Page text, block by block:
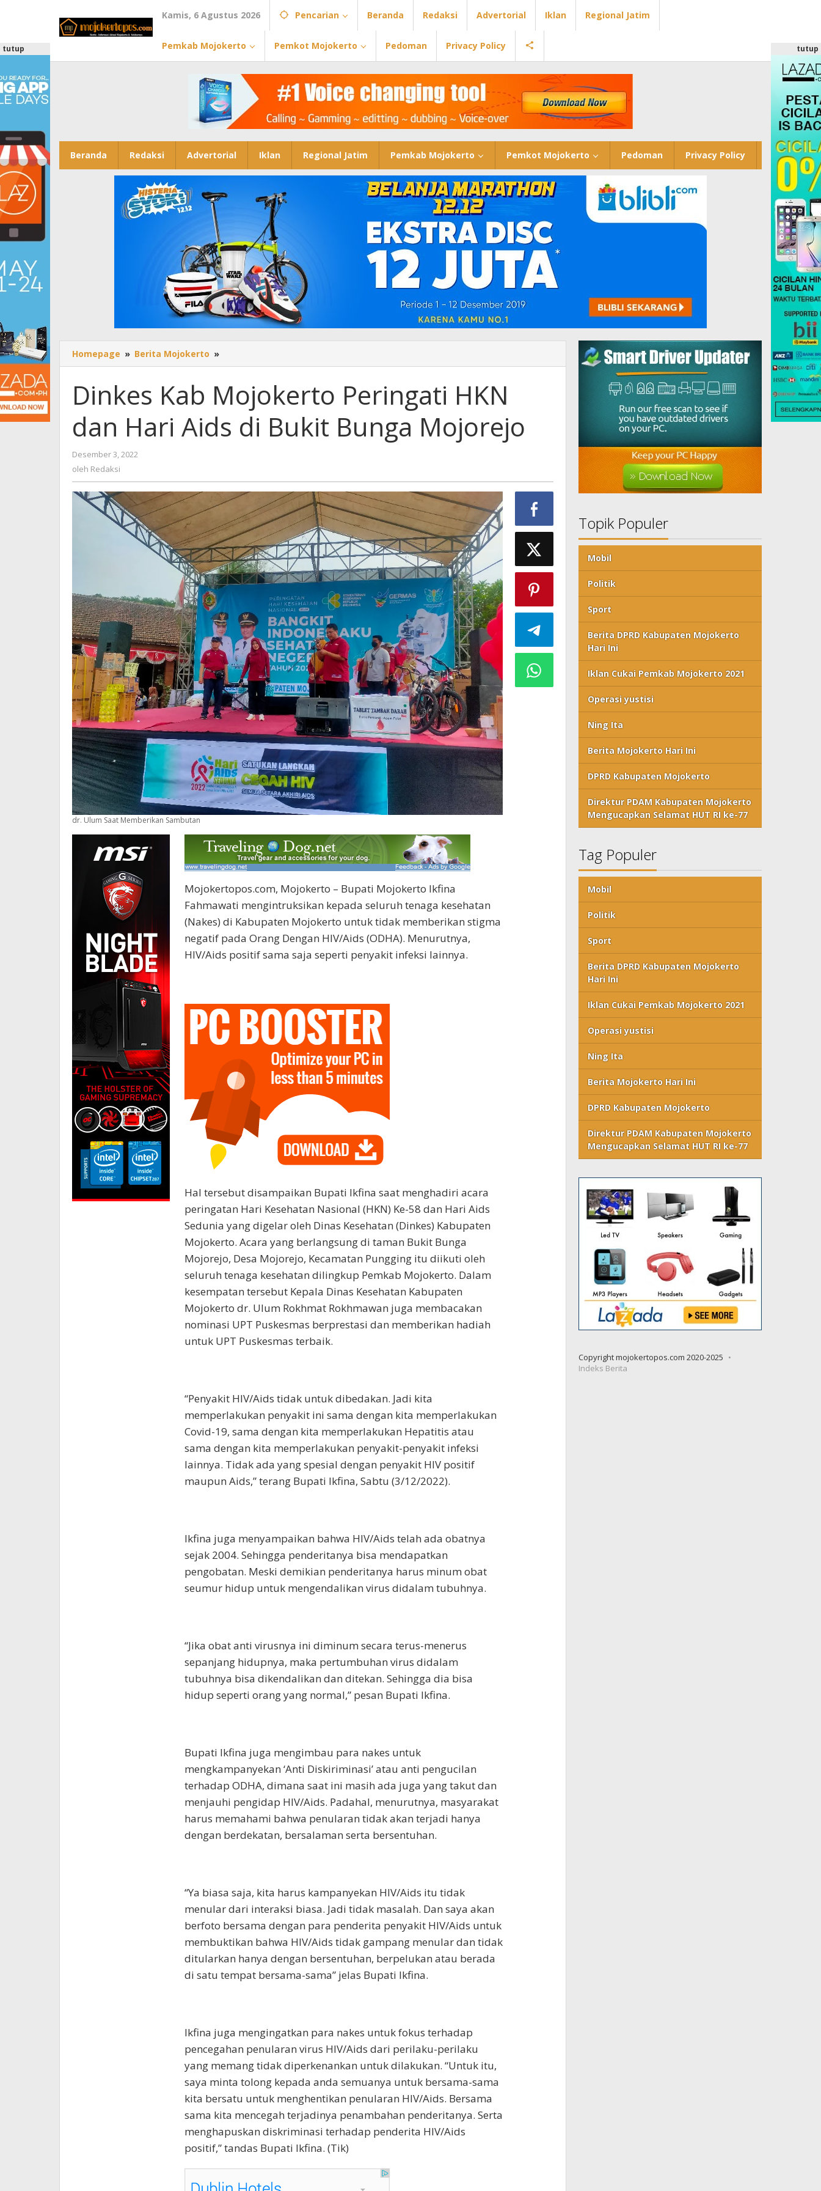
Kamis, 6 Agustus 2026 Pencarian Beranda Redaksi Advertorial Iklan Regional Jatim
Pemkab Mojokerto Pemkot Mojokerto Pedoman Privacy Policy
Beranda Redaksi Advertorial Iklan Regional Jatim Pemkab Mojokerto Pemkot Mojokerto Pedoman Privacy Policy
tutup tutup
Homepage » Berita Mojokerto »
Kab
Peringati
HKN
Hari
Bunga
Mojorejo
Dinkes Kab Mojokerto Peringati HKN
dan Hari Aids di Bukit Bunga Mojorejo
Desember 3, 2022
oleh Redaksi
dr. Ulum Saat Memberikan Sambutan
Mojokertopos.com, Mojokerto – Bupati Mojokerto Ikfina
Fahmawati mengintruksikan kepada seluruh tenaga kesehatan
(Nakes) di Kabupaten Mojokerto untuk tidak memberikan stigma
negatif pada Orang Dengan HIV/Aids (ODHA). Menurutnya,
HIV/Aids positif sama saja seperti penyakit infeksi lainnya.
Hal tersebut disampaikan Bupati Ikfina saat menghadiri acara
peringatan Hari Kesehatan Nasional (HKN) Ke-58 dan Hari Aids
Sedunia yang digelar oleh Dinas Kesehatan (Dinkes) Kabupaten
Mojokerto. Acara yang berlangsung di taman Bukit Bunga
Mojorejo, Desa Mojorejo, Kecamatan Pungging itu diikuti oleh
seluruh tenaga kesehatan dilingkup Pemkab Mojokerto. Dalam
kesempatan tersebut Kepala Dinas Kesehatan Kabupaten
Mojokerto dr. Ulum Rokhmat Rokhmawan juga membacakan
nominasi UPT Puskesmas berprestasi dan memberikan hadiah
untuk UPT Puskesmas terbaik.
“Penyakit HIV/Aids tidak untuk dibedakan. Jadi kita
memperlakukan penyakit ini sama dengan kita memperlakukan
Covid-19, sama dengan kita memperlakukan Hepatitis atau
sama dengan kita memperlakukan penyakit-penyakit infeksi
lainnya. Tidak ada yang spesial dengan penyakit HIV positif
maupun Aids,” terang Bupati Ikfina, Sabtu (3/12/2022).
Ikfina juga menyampaikan bahwa HIV/Aids telah ada obatnya
sejak 2004. Sehingga penderitanya bisa mendapatkan
pengobatan. Meski demikian penderitanya harus minum obat
seumur hidup untuk mengendalikan virus didalam tubuhnya.
“Jika obat anti virusnya ini diminum secara terus-menerus
sepanjang hidupnya, maka pertumbuhan virus didalam
tubuhnya bisa dikendalikan dan ditekan. Sehingga dia bisa
hidup seperti orang yang normal,” pesan Bupati Ikfina.
Bupati Ikfina juga mengimbau para nakes untuk
mengkampanyekan ‘Anti Diskiriminasi’ atau anti pengucilan
terhadap ODHA, dimana saat ini masih ada juga yang takut dan
menjauhi pengidap HIV/Aids. Padahal, menurutnya, masyarakat
harus memahami bahwa penularan tidak akan terjadi hanya
dengan berdekatan, bersalaman serta bersentuhan.
“Ya biasa saja, kita harus kampanyekan HIV/Aids itu tidak
menular dari interaksi biasa. Jadi tidak masalah. Dan saya akan
berfoto bersama dengan para penderita penyakit HIV/Aids untuk
membuktikan bahwa HIV/Aids tidak gampang menular dan tidak
ditularkan hanya dengan bersentuhan, berpelukan atau berada
di satu tempat bersama-sama” jelas Bupati Ikfina.
Ikfina juga mengingatkan para nakes untuk fokus terhadap
pencegahan penularan virus HIV/Aids dari perilaku-perilaku
yang memang tidak diperkenankan untuk dilakukan. “Untuk itu,
saya minta tolong kepada anda semuanya untuk bersama-sama
kita bersatu untuk menghentikan penularan HIV/Aids. Bersama
sama kita mencegah terjadinya penambahan penderitanya. Serta
menghapuskan diskriminasi terhadap penderita HIV/Aids
positif,” tandas Bupati Ikfina. (Tik)
Topik Populer
Mobil
Politik
Sport
Berita DPRD Kabupaten Mojokerto
Hari Ini
Iklan Cukai Pemkab Mojokerto 2021
Operasi yustisi
Ning Ita
Berita Mojokerto Hari Ini
DPRD Kabupaten Mojokerto
Direktur PDAM Kabupaten Mojokerto
Mengucapkan Selamat HUT RI ke-77
Tag Populer
Mobil
Politik
Sport
Berita DPRD Kabupaten Mojokerto
Hari Ini
Iklan Cukai Pemkab Mojokerto 2021
Operasi yustisi
Ning Ita
Berita Mojokerto Hari Ini
DPRD Kabupaten Mojokerto
Direktur PDAM Kabupaten Mojokerto
Mengucapkan Selamat HUT RI ke-77
Copyright mojokertopos.com 2020-2025
Indeks Berita